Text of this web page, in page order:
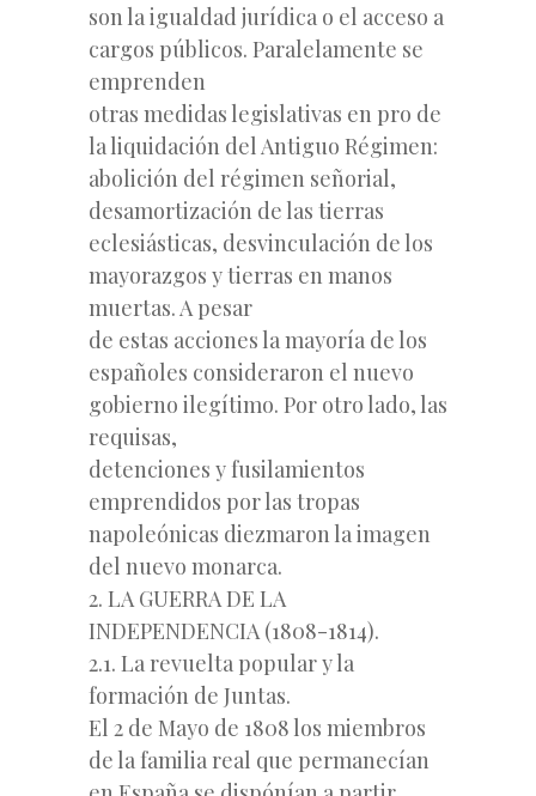
son la igualdad jurídica o el acceso a
cargos públicos. Paralelamente se
emprenden
otras medidas legislativas en pro de
la liquidación del Antiguo Régimen:
abolición del régimen señorial,
desamortización de las tierras
eclesiásticas, desvinculación de los
mayorazgos y tierras en manos
muertas. A pesar
de estas acciones la mayoría de los
españoles consideraron el nuevo
gobierno ilegítimo. Por otro lado, las
requisas,
detenciones y fusilamientos
emprendidos por las tropas
napoleónicas diezmaron la imagen
del nuevo monarca.
2. LA GUERRA DE LA
INDEPENDENCIA (1808-1814).
2.1. La revuelta popular y la
formación de Juntas.
El 2 de Mayo de 1808 los miembros
de la familia real que permanecían